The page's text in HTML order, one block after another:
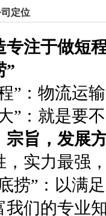
定位
专注于做短
”
”：物流运
”：就是要
宗旨，发展
，实力最强
捞”：以满
我们的专业